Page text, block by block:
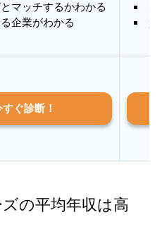
マッチするかわかる
企業がわかる
質
すぐ診断！
ズの平均年収は高